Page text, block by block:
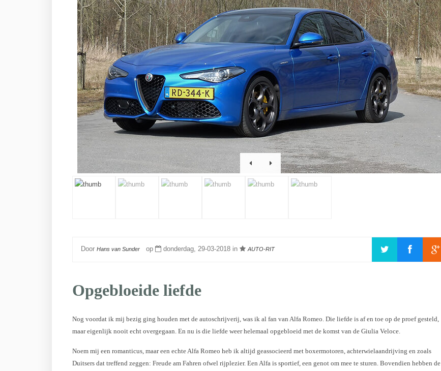
Door Hans van Sunder op donderdag, 29-03-2018 in AUTO-RIT
Opgebloeide liefde
Nog voordat ik mij bezig ging houden met de autoschrijverij, was ik al fan van Alfa Romeo. Die liefde is af en toe op de proef gesteld,
maar eigenlijk nooit echt overgegaan. En nu is die liefde weer helemaal opgebloeid met de komst van de Giulia Veloce.
Noem mij een romanticus, maar een echte Alfa Romeo heb ik altijd geassocieerd met boxermotoren, achterwielaandrijving en zoals
Duitsers dat treffend zeggen: Freude am Fahren ofwel rijplezier. Een Alfa is sportief, een genot om mee te sturen. Bovendien hebben de